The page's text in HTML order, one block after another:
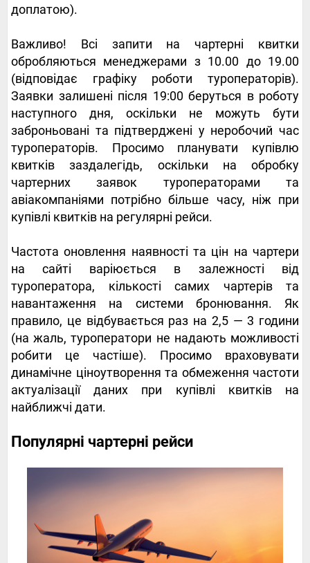
доплатою).
Важливо! Всі запити на чартерні квитки
обробляються менеджерами з 10.00 до 19.00
(відповідає графіку роботи туроператорів).
Заявки залишені після 19:00 беруться в роботу
наступного дня, оскільки не можуть бути
заброньовані та підтверджені у неробочий час
туроператорів. Просимо планувати купівлю
квитків заздалегідь, оскільки на обробку
чартерних заявок туроператорами та
авіакомпаніями потрібно більше часу, ніж при
купівлі квитків на регулярні рейси.
Частота оновлення наявності та цін на чартери
на сайті варіюється в залежності від
туроператора, кількості самих чартерів та
навантаження на системи бронювання. Як
правило, це відбувається раз на 2,5 — 3 години
(на жаль, туроператори не надають можливості
робити це частіше). Просимо враховувати
динамічне ціноутворення та обмеження частоти
актуалізації даних при купівлі квитків на
найближчі дати.
Популярні чартерні рейси